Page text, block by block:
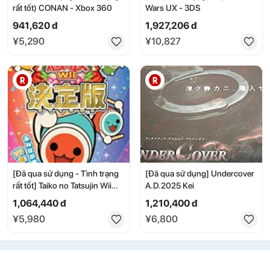
rất tốt) CONAN - Xbox 360
941,620 đ
¥5,290
Wars UX - 3DS
1,927,206 đ
¥10,827
[Đã qua sử dụng - Tình trạng
rất tốt] Taiko no Tatsujin Wii
Definitive Edition (Chỉ phần
mềm)
1,064,440 đ
¥5,980
[Đã qua sử dụng] Undercover
A.D.2025 Kei
1,210,400 đ
¥6,800